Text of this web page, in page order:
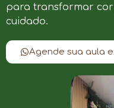
para transformar
cuidado.
Agende sua aula